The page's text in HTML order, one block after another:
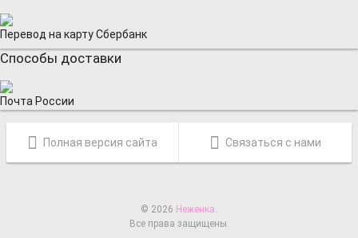
Перевод на карту Сбербанк
Способы доставки
Почта России
Полная версия сайта Связаться с нами
© 2026 Неженка.
Все права защищены.